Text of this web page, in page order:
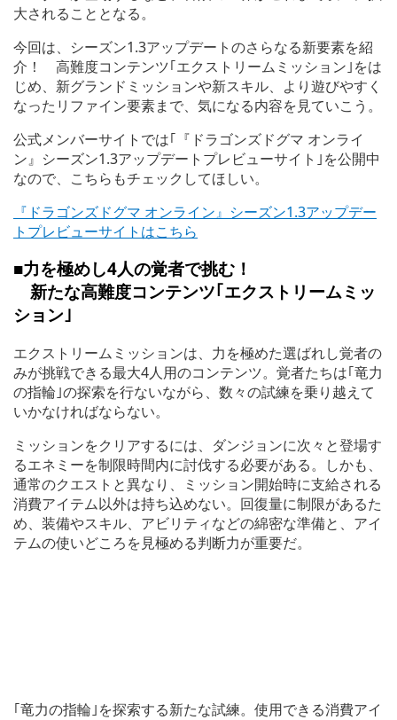
大されることとなる。
今回は、シーズン1.3アップデートのさらなる新要素を紹
介！ 高難度コンテンツ｢エクストリームミッション｣をは
じめ、新グランドミッションや新スキル、より遊びやすく
なったリファイン要素まで、気になる内容を見ていこう。
公式メンバーサイトでは｢『ドラゴンズドグマ オンライ
ン』シーズン1.3アップデートプレビューサイト｣を公開中
なので、こちらもチェックしてほしい。
『ドラゴンズドグマ オンライン』シーズン1.3アップデー
トプレビューサイトはこちら
■力を極めし4人の覚者で挑む！
新たな高難度コンテンツ｢エクストリームミッ
ション｣
エクストリームミッションは、力を極めた選ばれし覚者の
みが挑戦できる最大4人用のコンテンツ。覚者たちは｢竜力
の指輪｣の探索を行ないながら、数々の試練を乗り越えて
いかなければならない。
ミッションをクリアするには、ダンジョンに次々と登場す
るエネミーを制限時間内に討伐する必要がある。しかも、
通常のクエストと異なり、ミッション開始時に支給される
消費アイテム以外は持ち込めない。回復量に制限があるた
め、装備やスキル、アビリティなどの綿密な準備と、アイ
テムの使いどころを見極める判断力が重要だ。
｢竜力の指輪｣を探索する新たな試練。使用できる消費アイ